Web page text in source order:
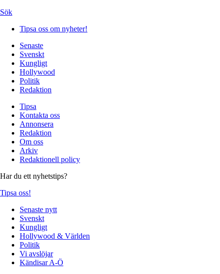
Sök
Tipsa oss om nyheter!
Senaste
Svenskt
Kungligt
Hollywood
Politik
Redaktion
Tipsa
Kontakta oss
Annonsera
Redaktion
Om oss
Arkiv
Redaktionell policy
Har du ett nyhetstips?
Tipsa oss!
Senaste nytt
Svenskt
Kungligt
Hollywood & Världen
Politik
Vi avslöjar
Kändisar A-Ö